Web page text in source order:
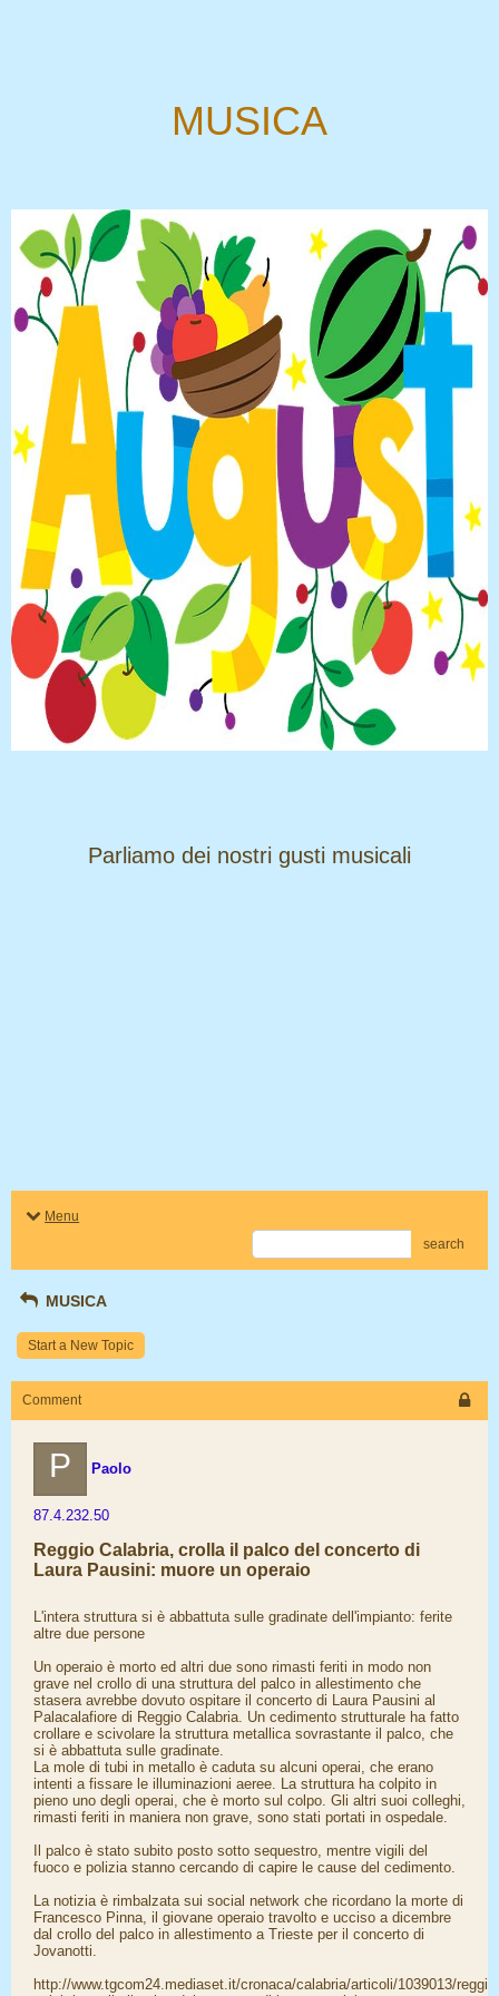
MUSICA
​​​​​​​Parliamo dei nostri gusti musicali
Menu
search
MUSICA
Start a New Topic
Comment
P Paolo
87.4.232.50
Reggio Calabria, crolla il palco del concerto di
Laura Pausini: muore un operaio
L'intera struttura si è abbattuta sulle gradinate dell'impianto: ferite
altre due persone
Un operaio è morto ed altri due sono rimasti feriti in modo non
grave nel crollo di una struttura del palco in allestimento che
stasera avrebbe dovuto ospitare il concerto di Laura Pausini al
Palacalafiore di Reggio Calabria. Un cedimento strutturale ha fatto
crollare e scivolare la struttura metallica sovrastante il palco, che
si è abbattuta sulle gradinate.
La mole di tubi in metallo è caduta su alcuni operai, che erano
intenti a fissare le illuminazioni aeree. La struttura ha colpito in
pieno uno degli operai, che è morto sul colpo. Gli altri suoi colleghi,
rimasti feriti in maniera non grave, sono stati portati in ospedale.
Il palco è stato subito posto sotto sequestro, mentre vigili del
fuoco e polizia stanno cercando di capire le cause del cedimento.
La notizia è rimbalzata sui social network che ricordano la morte di
Francesco Pinna, il giovane operaio travolto e ucciso a dicembre
dal crollo del palco in allestimento a Trieste per il concerto di
Jovanotti.
http://www.tgcom24.mediaset.it/cronaca/calabria/articoli/1039013/reggio-